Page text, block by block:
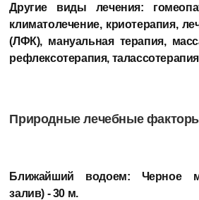
Другие виды лечения:
климатолечение, криотерапия,
(ЛФК), мануальная терапия,
рефлексотерапия,
Природные лечебные
Ближайший водоем: Черное
залив) - 30 м.